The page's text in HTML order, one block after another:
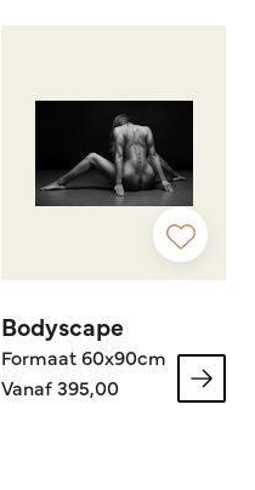
Bodyscape
Formaat 60x90cm
Vanaf 395,00